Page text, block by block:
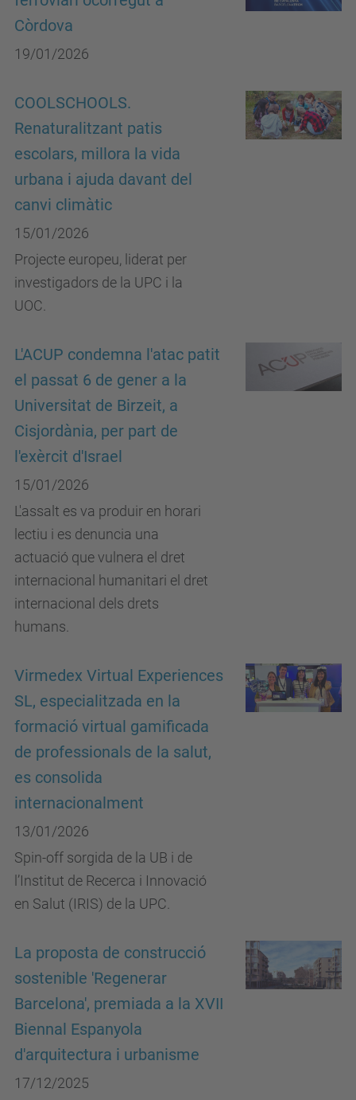
Còrdova
19/01/2026
COOLSCHOOLS.
Renaturalitzant patis
escolars, millora la vida
urbana i ajuda davant del
canvi climàtic
15/01/2026
Projecte europeu, liderat per
investigadors de la UPC i la
UOC.
L'ACUP condemna l'atac patit
el passat 6 de gener a la
Universitat de Birzeit, a
Cisjordània, per part de
l'exèrcit d'Israel
15/01/2026
L'assalt es va produir en horari
lectiu i es denuncia una
actuació que vulnera el dret
internacional humanitari el dret
internacional dels drets
humans.
Virmedex Virtual Experiences
SL, especialitzada en la
formació virtual gamificada
de professionals de la salut,
es consolida
internacionalment
13/01/2026
Spin-off sorgida de la UB i de
l’Institut de Recerca i Innovació
en Salut (IRIS) de la UPC.
La proposta de construcció
sostenible 'Regenerar
Barcelona', premiada a la XVII
Biennal Espanyola
d'arquitectura i urbanisme
17/12/2025